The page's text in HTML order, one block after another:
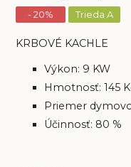
- 20% Trieda A
KRBOVÉ KACHLE
Výkon: 9 KW
Hmotnosť: 145
Priemer
Účinnosť: 80 %